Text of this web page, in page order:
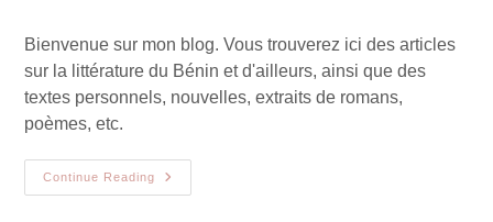
Bienvenue sur mon blog. Vous trouverez ici des articles
sur la littérature du Bénin et d'ailleurs, ainsi que des
textes personnels, nouvelles, extraits de romans,
poèmes, etc.
Continue Reading